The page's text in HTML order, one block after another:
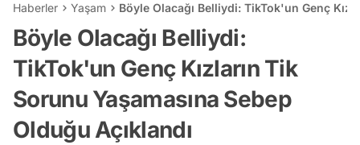
Haberler Yaşam Böyle Olacağı Belliydi: TikTok'un Genç
Böyle Olacağı Belliydi:
TikTok'un Genç Kızların Tik
Sorunu Yaşamasına Sebep
Olduğu Açıklandı